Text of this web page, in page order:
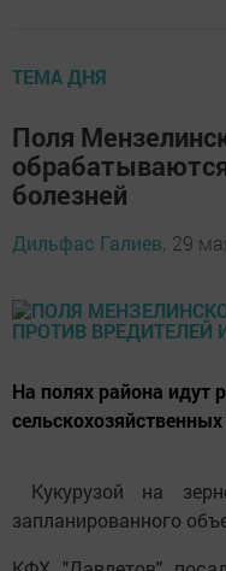
ТЕМА ДНЯ
Поля
болезней
Дильфас Галиев, 29
На полях района идут
сельскохозяйственных
Кукурузой на
запланированного